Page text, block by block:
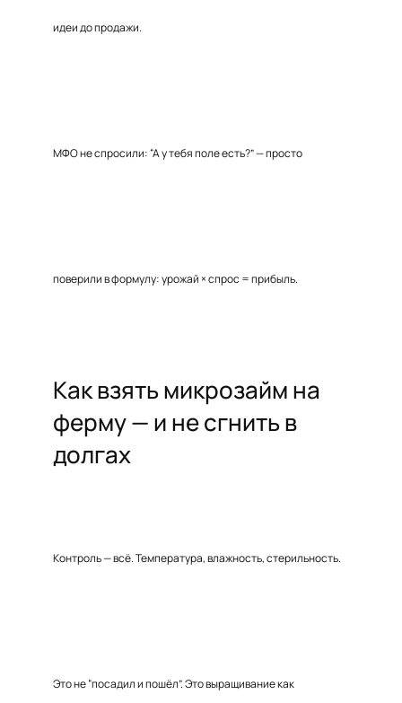
идеи до продажи.
МФО не спросили: “А у тебя поле есть?” — просто
поверили в формулу: урожай × спрос = прибыль.
Как взять микрозайм на
ферму — и не сгнить в
долгах
Контроль — всё. Температура, влажность, стерильность.
Это не “посадил и пошёл”. Это выращивание как